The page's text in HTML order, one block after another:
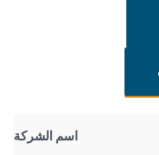
اسم الشركة